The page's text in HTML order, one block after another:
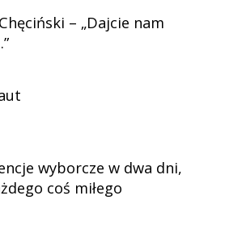
– „Dajcie nam
wyborcze w dwa dni,
coś miłego